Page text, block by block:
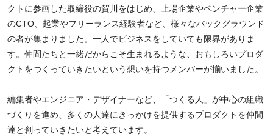
クトに参画した取締役の賀川をはじめ、上場企業やベンチャー企業
のCTO、起業やフリーランス経験者など、様々なバックグラウンド
の者が集まりました。一人でビジネスをしていても限界がありま
す。仲間たちと一緒だからこそ生まれるような、おもしろいプロダ
クトをつくっていきたいという想いを持つメンバーが揃いました。
編集者やエンジニア・デザイナーなど、「つくる人」が中心の組織
づくりを進め、多くの人達にきっかけを提供するプロダクトを仲間
達と創っていきたいと考えています。